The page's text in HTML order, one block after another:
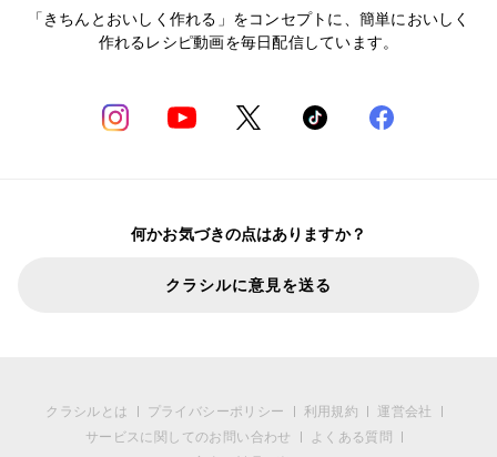
「きちんとおいしく作れる」をコンセプトに、簡単においしく
作れるレシピ動画を毎日配信しています。
何かお気づきの点はありますか？
クラシルに意見を送る
クラシルとは プライバシーポリシー 利用規約
運営会社
サービスに関してのお問い合わせ
よくある質問